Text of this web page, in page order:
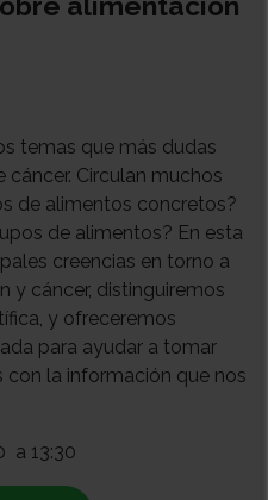
temas que más dudas
Circulan muchos
de alimentos concretos?
de alimentos? En esta
creencias en torno a
y cáncer, distinguiremos
y ofreceremos
para ayudar a tomar
con la información que nos
a 13:30